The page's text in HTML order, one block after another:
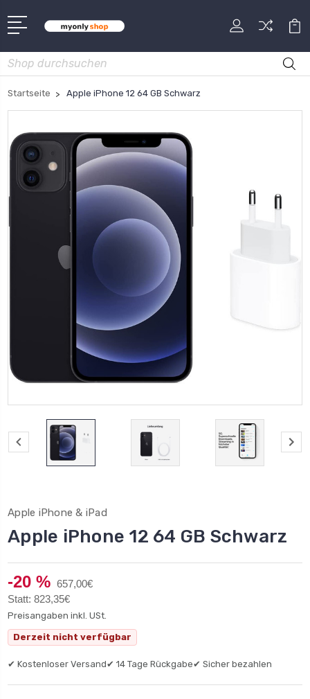
Suche
Startseite Apple iPhone 12 64 GB Schwarz
Apple iPhone & iPad
Apple iPhone 12 64 GB Schwarz
-20 % 657,00€
Statt: 823,35€
Preisangaben inkl. USt.
Derzeit nicht verfügbar
✔ Kostenloser Versand✔ 14 Tage Rückgabe✔ Sicher bezahlen